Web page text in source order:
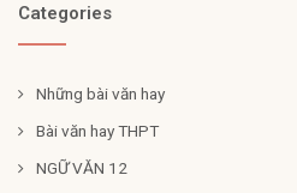
Categories
Những bài văn hay
Bài văn hay THPT
NGỮ VĂN 12